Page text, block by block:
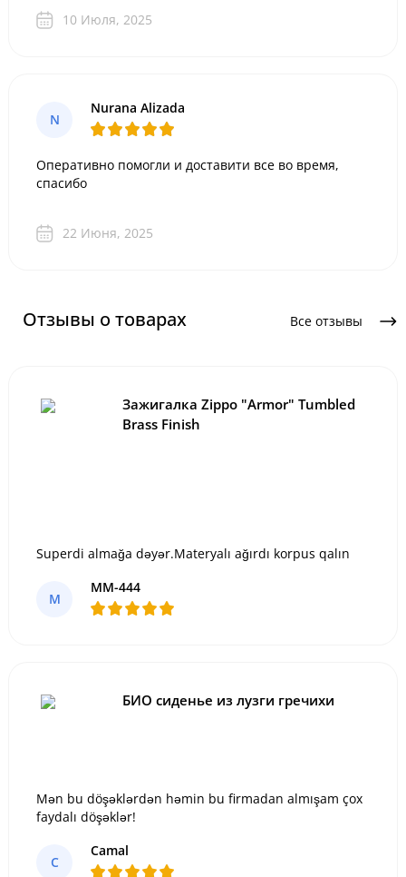
10 Июля, 2025
N
Nurana Alizada
Оперативно помогли и доставити все во время,
спасибо
22 Июня, 2025
Отзывы о товарах Все отзывы
Зажигалка Zippo "Armor" Tumbled
Brass Finish
Superdi almağa dəyər.Materyalı ağırdı korpus qalın
M
MM-444
БИО сиденье из лузги гречихи
Mən bu döşəklərdən həmin bu firmadan almışam çox
faydalı döşəklər!
C
Camal